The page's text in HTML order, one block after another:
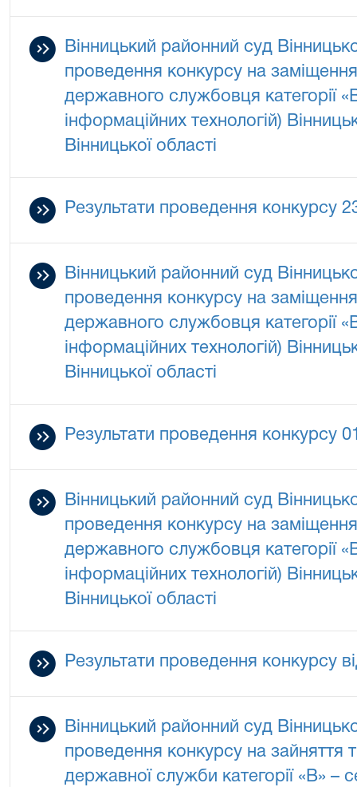
Вінницький районний суд
проведення конкурсу на
державного службовця категорії
інформаційних технологій)
Вінницької області
Результати проведення конкурсу
Вінницький районний суд
проведення конкурсу на
державного службовця категорії
інформаційних технологій)
Вінницької області
Результати проведення конкурсу
Вінницький районний суд
проведення конкурсу на
державного службовця категорії
інформаційних технологій)
Вінницької області
Результати проведення конкурсу
Вінницький районний суд
проведення конкурсу на зайняття
державної служби категорії «В» –